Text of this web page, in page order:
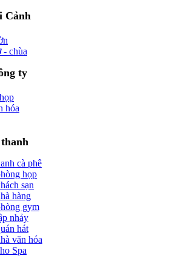
Cảnh
- chùa
ty
hóa
cà phê
họp
sạn
hàng
gym
nhảy
hát
văn hóa
Spa